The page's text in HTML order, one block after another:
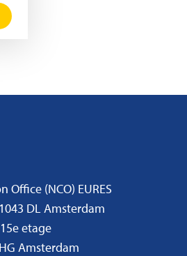
(NCO) EURES
DL Amsterdam
etage
Amsterdam